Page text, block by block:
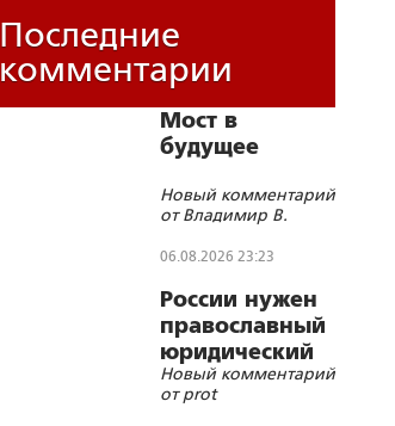
Последние
комментарии
Мост в
будущее
Новый комментарий
от Владимир В.
06.08.2026 23:23
России нужен
православный
юридический
СОБР
Новый комментарий
от prot